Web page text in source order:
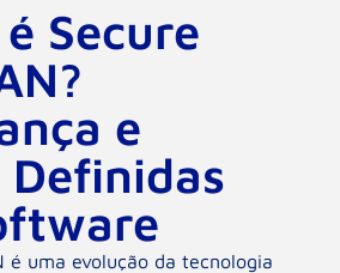
Secure
e
Definidas
é uma evolução da tecnologia